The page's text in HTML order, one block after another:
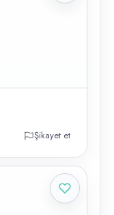
Şikayet et